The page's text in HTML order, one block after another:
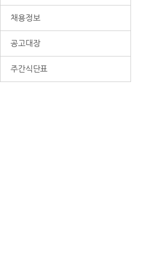
채용정보
공고대장
주간식단표